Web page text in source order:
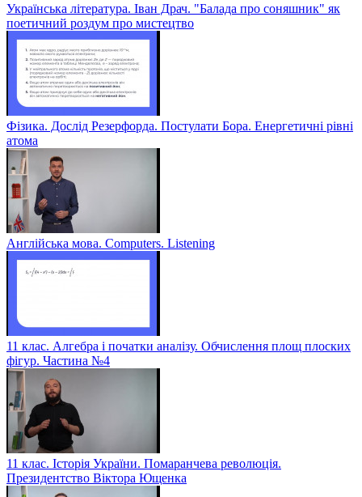
Українська література. Іван Драч. "Балада про соняшник" як
поетичний роздум про мистецтво
Фізика. Дослід Резерфорда. Постулати Бора. Енергетичні рівні
атома
Англійська мова. Computers. Listening
11 клас. Алгебра і початки аналізу. Обчислення площ плоских
фігур. Частина №4
11 клас. Історія України. Помаранчева революція.
Президентство Віктора Ющенка